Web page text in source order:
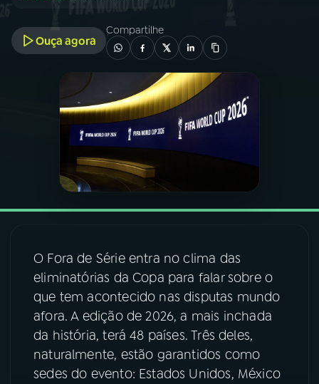
PROGRAMAS
PODCASTS
VIDEOCASTS
07 ÚLTIMAS
08FESTIVAL DE MÚSICA
ACOMPANHE A RÁDIO NACIONAL
YouTube Facebook
Ouça agora
Compartilhe
O Fora de Série entra no clima das
eliminatórias da Copa para falar sobre o
que tem acontecido nas disputas mundo
afora. A edição de 2026, a mais inchada
da história, terá 48 países. Três deles,
naturalmente, estão garantidos como
sedes do evento: Estados Unidos, México